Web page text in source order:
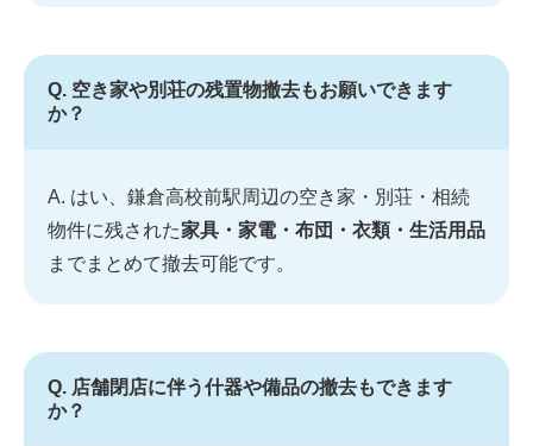
Q. 空き家や別荘の残置物撤去もお願いできます
か？
A. はい、鎌倉高校前駅周辺の空き家・別荘・相続
物件に残された家具・家電・布団・衣類・生活用品
までまとめて撤去可能です。
Q. 店舗閉店に伴う什器や備品の撤去もできます
か？